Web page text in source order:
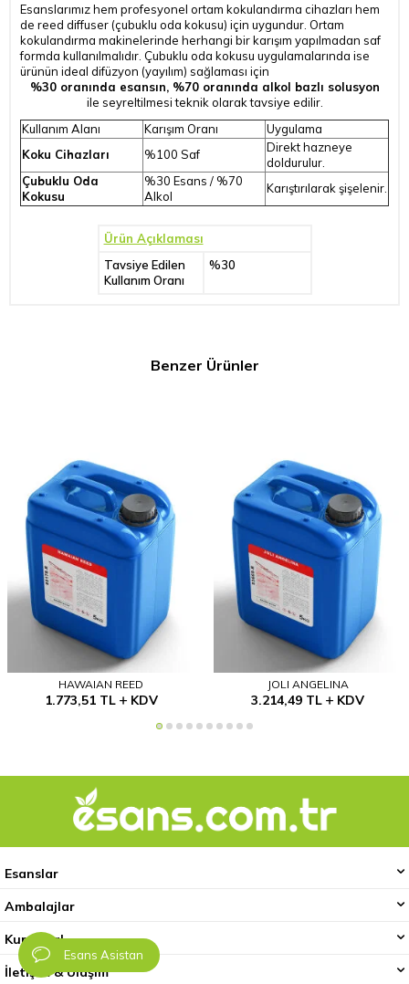
Esans Asistan
Esanslarımız hem profesyonel ortam kokulandırma cihazları hem
de reed diffuser (çubuklu oda kokusu) için uygundur. Ortam
kokulandırma makinelerinde herhangi bir karışım yapılmadan saf
formda kullanılmalıdır. Çubuklu oda kokusu uygulamalarında ise
ürünün ideal difüzyon (yayılım) sağlaması için
%30 oranında esansın, %70 oranında alkol bazlı solusyon
ile seyreltilmesi teknik olarak tavsiye edilir.
Kullanım Alanı
Karışım Oranı
Uygulama
Koku Cihazları
%100 Saf
Direkt hazneye
doldurulur.
Çubuklu Oda
Kokusu
%30 Esans / %70
Alkol
Karıştırılarak şişelenir.
Ürün Açıklaması
Tavsiye Edilen
Kullanım Oranı
%30
Benzer Ürünler
HAWAIAN REED
1.773,51TL KDV
JOLI ANGELINA
3.214,49 TL KDV
Esanslar
Ambalajlar
Kurumsal
İletişim & Ulaşım